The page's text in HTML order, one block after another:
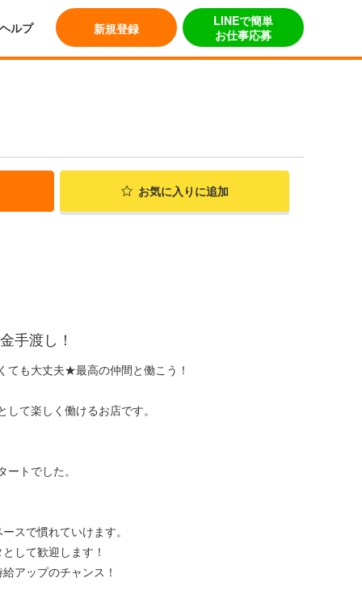
ヘルプ 新規登録
LINEで簡単
お仕事応募
お気に入り に追加
手渡し！
ても大丈夫★最高の仲間と働こう！
て楽しく働けるお店です。
トでした。
スで慣れていけます。
して歓迎します！
アップのチャンス！